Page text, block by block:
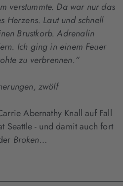
verstummte. Da war nur das
Herzens. Laut und schnell
Brustkorb. Adrenalin
Ich ging in einem Feuer
zu verbrennen.“
zwölf
Abernathy Knall auf Fall
Seattle - und damit auch fort
Broken…